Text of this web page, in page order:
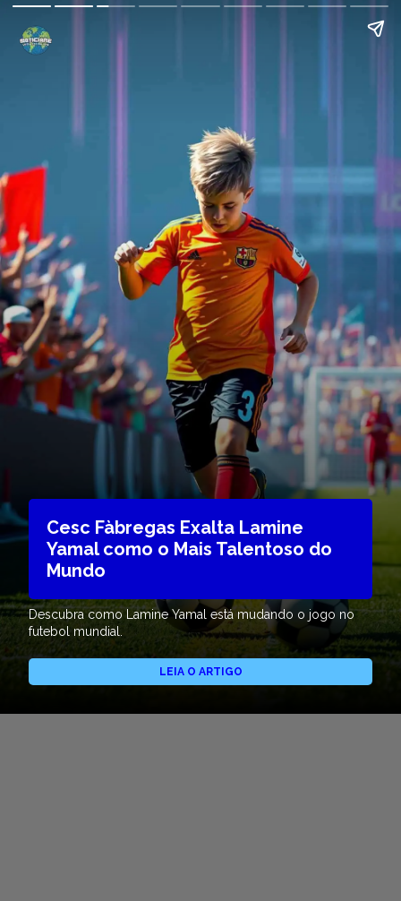
Cesc Fàbregas Exalta Lamine
Yamal como o Mais Talentoso do
Mundo
Descubra como Lamine Yamal está mudando o jogo no
futebol mundial.
LEIA O ARTIGO